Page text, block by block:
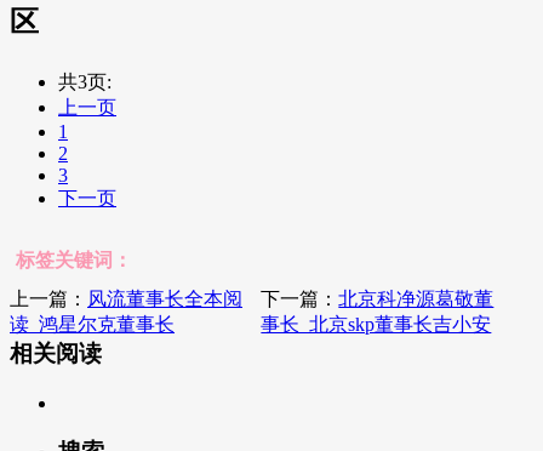
区
共3页:
上一页
1
2
3
下一页
标签关键词：
上一篇： 风流董事长全本阅
读_鸿星尔克董事长
下一篇：北京科净源葛敬董
事长_北京skp董事长吉小安
相关阅读